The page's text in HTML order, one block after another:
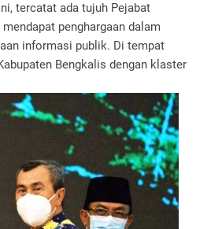
tercatat ada tujuh Pejabat
penghargaan dalam
informasi publik. Di tempat
Bengkalis dengan klaster